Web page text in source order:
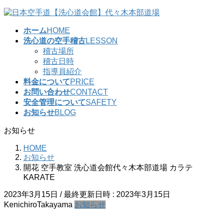
コ
ナ
ホームHOME
洗心道の空手稽古LESSON
稽古場所
稽古日時
指導員紹介
料金についてPRICE
お問い合わせCONTACT
安全管理についてSAFETY
お知らせBLOG
お知らせ
HOME
お知らせ
開花 空手教室 洗心道会館代々木本部道場 カラテ
KARATE
2023年3月15日 / 最終更新日時 : 2023年3月15日
KenichiroTakayama お知らせ